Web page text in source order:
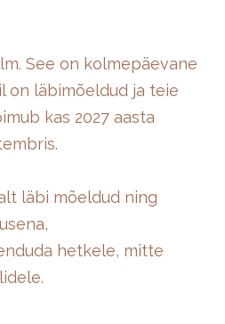
See on kolmepäevane
on läbimõeldud ja teie
kas 2027 aasta
läbi mõeldud ning
hetkele, mitte